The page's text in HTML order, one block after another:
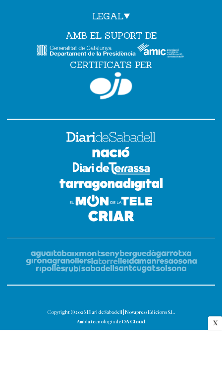
X
LEGAL
AMB EL SUPORT DE
CERTIFICATS PER
Copyright © 2026 Diari de Sabadell | Novapress Edicions S.L.
Amb la tecnologia de OA Cloud